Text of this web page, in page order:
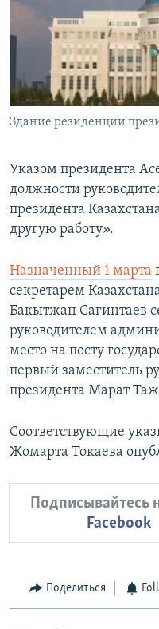
Здание резиденции
Указом президента
должности
президента
другую работу».
Назначенный 1 марта
секретарем
Бакытжан Сагинтаев
руководителем
место на посту
первый заместитель
президента Марат
Соответствующие
Жомарта Токаева
Подписывайтесь
Facebook
Поделиться